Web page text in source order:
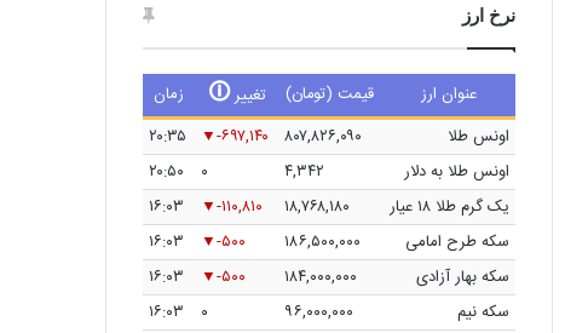
نرخ ارز
عنوان ارز قیمت (تومان) تغییر🛈
زمان
اونس طلا
۸۰۷,۸۲۶,۰۹۰ -۶۹۷,۱۴۰
۲۰:۳۵
اونس طلا به دلار
۴,۳۴۲ ۰
۲۰:۵۰
یک گرم طلا ۱۸ عیار
۱۸,۷۶۸,۱۸۰ -۱۱۰,۸۱۰
۱۶:۰۳
سکه طرح امامی
۱۸۶,۵۰۰,۰۰۰ -۵۰۰
۱۶:۰۳
سکه بهار آزادی
۱۸۴,۰۰۰,۰۰۰ -۵۰۰
۱۶:۰۳
سکه نیم
۹۶,۰۰۰,۰۰۰ ۰
۱۶:۰۳